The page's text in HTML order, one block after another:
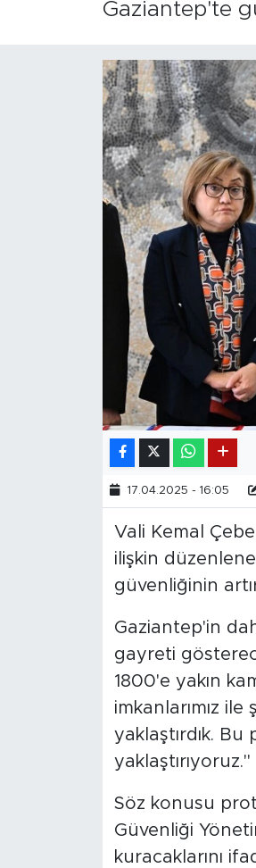
Gaziantep'te
17.04.2025 - 16:05
Vali Kemal
ilişkin
güvenliğinin
Gaziantep'in
gayreti
1800'e yakın
imkanlarımız
yaklaştırdık.
yaklaştırıyoruz."
Söz konusu
Güvenliği
kuracaklarını